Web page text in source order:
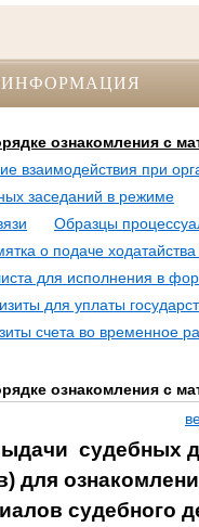
ознакомления с
взаимодействия при
заседаний в режиме
Образцы
о подаче
для исполнения в
для уплаты
счета во временное
ознакомления с
судебных
для
судебного